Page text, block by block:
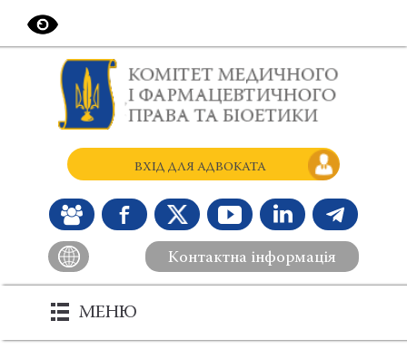
Контактна інформація
ВХІД ДЛЯ АДВОКАТА
МЕНЮ